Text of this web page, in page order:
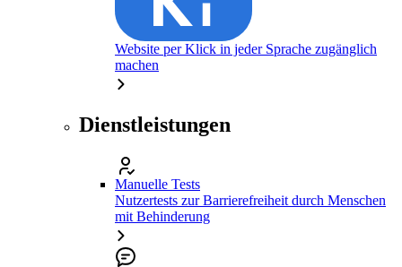
Website per Klick in jeder Sprache zugänglich
machen
Dienstleistungen
Manuelle Tests
Nutzertests zur Barrierefreiheit durch Menschen
mit Behinderung